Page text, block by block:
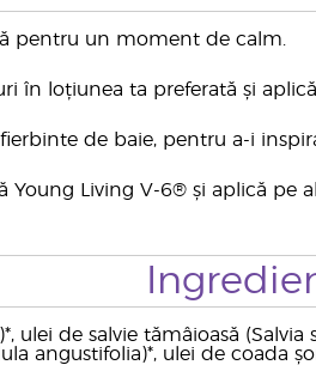
pentru un moment de calm.
în loțiunea ta preferată și
de baie, pentru a-i
Young Living V-6® și aplică
ulei de salvie tămâioasă
angustifolia)*, ulei de coada